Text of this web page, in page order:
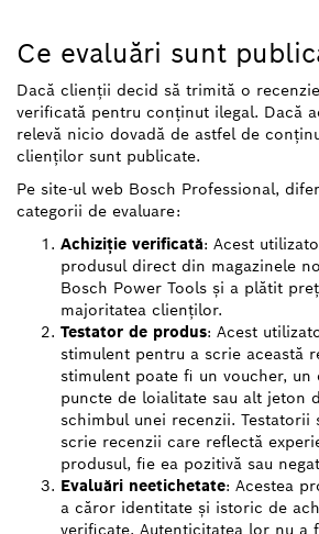
Ce evaluări sunt
Dacă clienții decid să trimită o
verificată pentru conținut ilegal. Dacă
relevă nicio dovadă de astfel de
clienților sunt publicate.
Pe site-ul web Bosch Professional,
categorii de evaluare:
Achiziție verificată: Acest
produsul direct din magazinele
Bosch Power Tools și a plătit
majoritatea clienților.
Testator de produs: Acest
stimulent pentru a scrie această
stimulent poate fi un voucher, un
puncte de loialitate sau alt jeton
schimbul unei recenzii. Testatorii
scrie recenzii care reflectă
produsul, fie ea pozitivă sau
Evaluări neetichetate: Acestea
a căror identitate și istoric de
verificate. Autenticitatea lor nu a